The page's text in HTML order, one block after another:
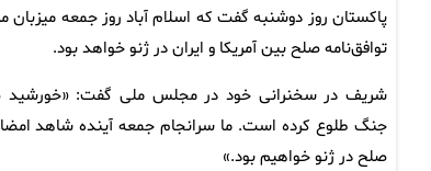
پاکستان روز دوشنبه گفت که اسلام آباد روز جمعه میزبان
توافق‌نامه صلح بین آمریکا و ایران در ژنو خواهد بود.
شریف در سخنرانی خود در مجلس ملی گفت:
جنگ طلوع کرده است. ما سرانجام جمعه آینده شاهد
صلح در ژنو خواهیم بود.»